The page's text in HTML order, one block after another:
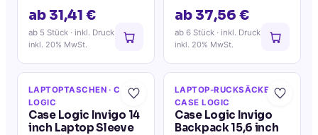
ab 31,41 €
ab 5 Stück · inkl. Druck
inkl. 20% MwSt.
ab 37,56 €
ab 6 Stück · inkl. Druck
inkl. 20% MwSt.
LAPTOPTASCHEN· CASE
LOGIC
Case Logic Invigo 14
inch Laptop Sleeve
LAPTOP-RUCKSÄCKE ·
CASE LOGIC
Case Logic Invigo
Backpack 15,6 inch